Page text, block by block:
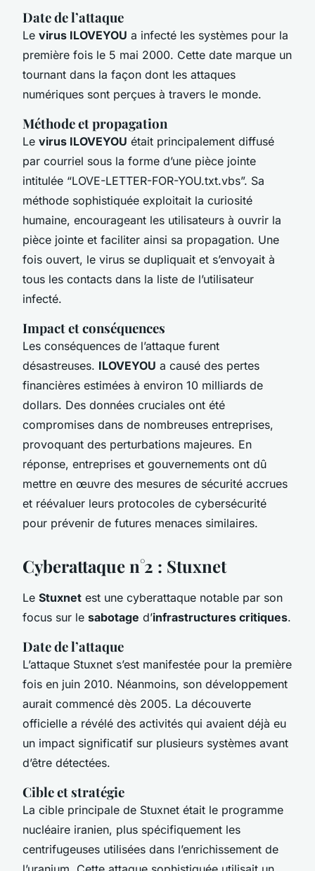
Date de l’attaque
Le virus ILOVEYOU a infecté les systèmes pour la
première fois le 5 mai 2000. Cette date marque un
tournant dans la façon dont les attaques
numériques sont perçues à travers le monde.
Méthode et propagation
Le virus ILOVEYOU était principalement diffusé
par courriel sous la forme d’une pièce jointe
intitulée “LOVE-LETTER-FOR-YOU.txt.vbs”. Sa
méthode sophistiquée exploitait la curiosité
humaine, encourageant les utilisateurs à ouvrir la
pièce jointe et faciliter ainsi sa propagation. Une
fois ouvert, le virus se dupliquait et s’envoyait à
tous les contacts dans la liste de l’utilisateur
infecté.
Impact et conséquences
Les conséquences de l’attaque furent
désastreuses. ILOVEYOU a causé des pertes
financières estimées à environ 10 milliards de
dollars. Des données cruciales ont été
compromises dans de nombreuses entreprises,
provoquant des perturbations majeures. En
réponse, entreprises et gouvernements ont dû
mettre en œuvre des mesures de sécurité accrues
et réévaluer leurs protocoles de cybersécurité
pour prévenir de futures menaces similaires.
Cyberattaque n°2 : Stuxnet
Le Stuxnet est une cyberattaque notable par son
focus sur le sabotage d’infrastructures critiques.
Date de l’attaque
L’attaque Stuxnet s’est manifestée pour la première
fois en juin 2010. Néanmoins, son développement
aurait commencé dès 2005. La découverte
officielle a révélé des activités qui avaient déjà eu
un impact significatif sur plusieurs systèmes avant
d’être détectées.
Cible et stratégie
La cible principale de Stuxnet était le programme
nucléaire iranien, plus spécifiquement les
centrifugeuses utilisées dans l’enrichissement de